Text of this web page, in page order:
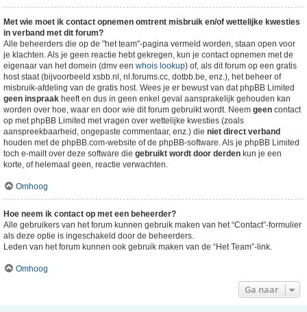
Met wie moet ik contact opnemen omtrent misbruik en/of wettelijke kwesties
in verband met dit forum?
Alle beheerders die op de "het team"-pagina vermeld worden, staan open voor
je klachten. Als je geen reactie hebt gekregen, kun je contact opnemen met de
eigenaar van het domein (dmv een whois lookup) of, als dit forum op een gratis
host staat (bijvoorbeeld xsbb.nl, nl.forums.cc, dotbb.be, enz.), het beheer of
misbruik-afdeling van de gratis host. Wees je er bewust van dat phpBB Limited
geen inspraak heeft en dus in geen enkel geval aansprakelijk gehouden kan
worden over hoe, waar en door wie dit forum gebruikt wordt. Neem geen contact
op met phpBB Limited met vragen over wettelijke kwesties (zoals
aanspreekbaarheid, ongepaste commentaar, enz.) die niet direct verband
houden met de phpBB.com-website of de phpBB-software. Als je phpBB Limited
toch e-mailt over deze software die gebruikt wordt door derden kun je een
korte, of helemaal geen, reactie verwachten.
Omhoog
Hoe neem ik contact op met een beheerder?
Alle gebruikers van het forum kunnen gebruik maken van het “Contact”-formulier
als deze optie is ingeschakeld door de beheerders.
Leden van het forum kunnen ook gebruik maken van de “Het Team”-link.
Omhoog
Ga naar